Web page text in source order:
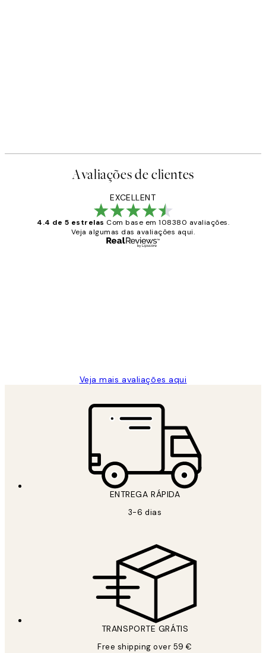
Avaliações de clientes
EXCELLENT
4.4 de 5 estrelas Com base em 108380 avaliações.
Veja algumas das avaliações aqui.
Veja mais avaliações aqui
ENTREGA RÁPIDA
3-6 dias
TRANSPORTE GRÁTIS
Free shipping over 59 €